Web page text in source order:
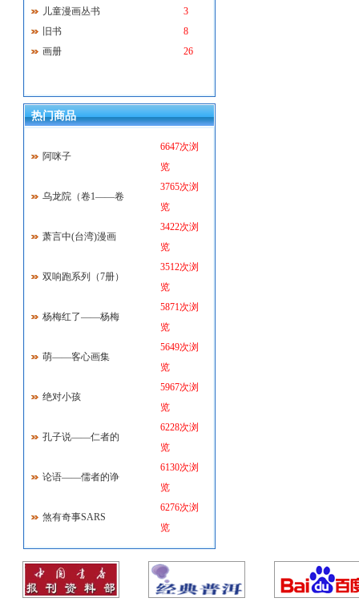
儿童漫画丛书
3
旧书
8
画册
26
热门商品
阿咪子
6647次浏
览
乌龙院（卷1——卷
3765次浏
览
萧言中(台湾)漫画
3422次浏
览
双响跑系列（7册）
3512次浏
览
杨梅红了——杨梅
5871次浏
览
萌——客心画集
5649次浏
览
绝对小孩
5967次浏
览
孔子说——仁者的
6228次浏
览
论语——儒者的诤
6130次浏
览
煞有奇事SARS
6276次浏
览